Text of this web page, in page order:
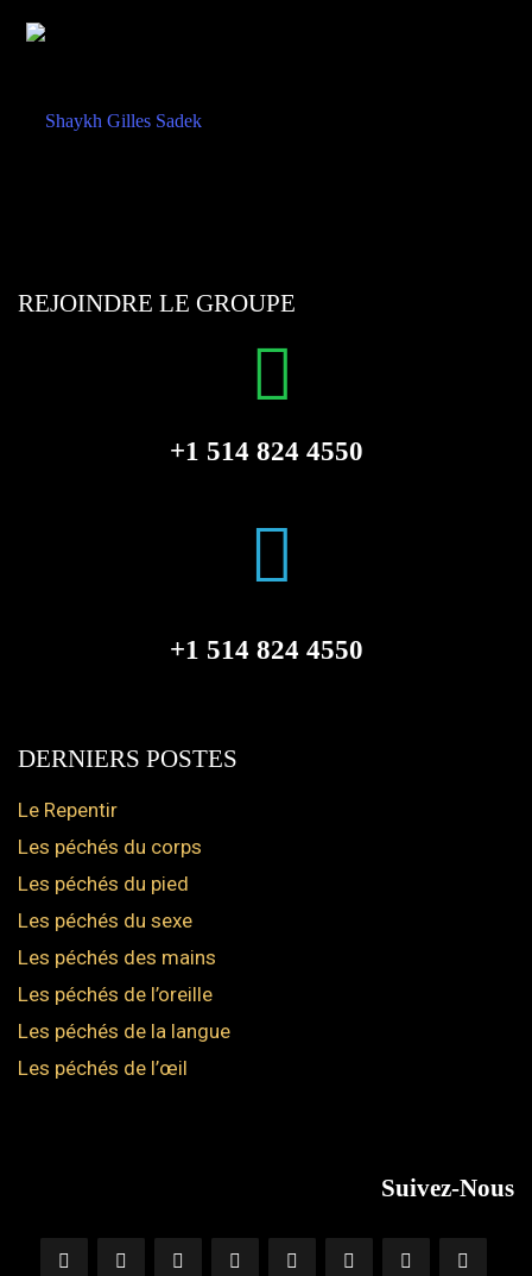
REJOINDRE LE GROUPE
+1 514 824 4550
+1 514 824 4550
DERNIERS POSTES
Le Repentir
Les péchés du corps
Les péchés du pied
Les péchés du sexe
Les péchés des mains
Les péchés de l’oreille
Les péchés de la langue
Les péchés de l’œil
Suivez-Nous